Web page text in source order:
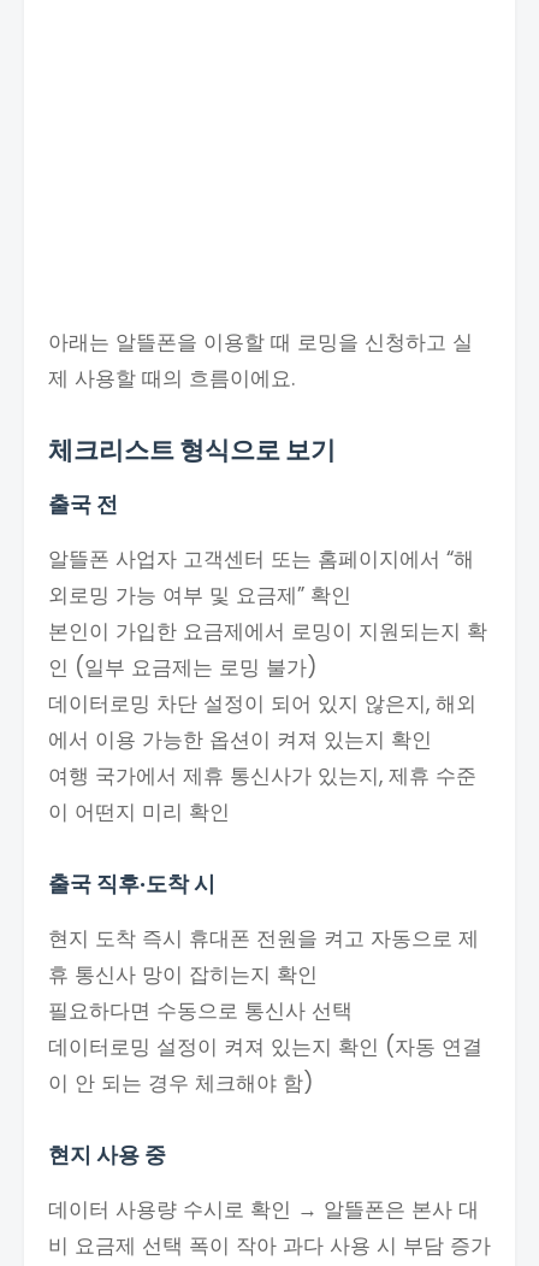
아래는 알뜰폰을 이용할 때 로밍을 신청하고 실
제 사용할 때의 흐름이에요.
체크리스트 형식으로 보기
출국 전
알뜰폰 사업자 고객센터 또는 홈페이지에서 “해
외로밍 가능 여부 및 요금제” 확인
본인이 가입한 요금제에서 로밍이 지원되는지 확
인 (일부 요금제는 로밍 불가)
데이터로밍 차단 설정이 되어 있지 않은지, 해외
에서 이용 가능한 옵션이 켜져 있는지 확인
여행 국가에서 제휴 통신사가 있는지, 제휴 수준
이 어떤지 미리 확인
출국 직후·도착 시
현지 도착 즉시 휴대폰 전원을 켜고 자동으로 제
휴 통신사 망이 잡히는지 확인
필요하다면 수동으로 통신사 선택
데이터로밍 설정이 켜져 있는지 확인 (자동 연결
이 안 되는 경우 체크해야 함)
현지 사용 중
데이터 사용량 수시로 확인 → 알뜰폰은 본사 대
비 요금제 선택 폭이 작아 과다 사용 시 부담 증가